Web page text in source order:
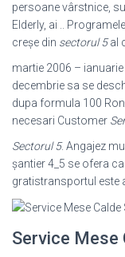
persoane vârstnice,
Elderly, ai ..
creșe din sectorul 5al
martie 2006 –
decembrie sa se
dupa formula 100
necesari Customer
Sectorul 5. Angajez
șantier 4_5 se ofera
gratistransportul este
Service Mese